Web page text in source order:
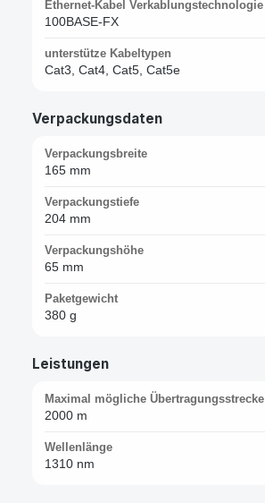
Ethernet-Kabel Verkablungstechnologie
100BASE-FX
unterstütze Kabeltypen
Cat3, Cat4, Cat5, Cat5e
Verpackungsdaten
Verpackungsbreite
165 mm
Verpackungstiefe
204 mm
Verpackungshöhe
65 mm
Paketgewicht
380 g
Leistungen
Maximal mögliche Übertragungsstrecke
2000 m
Wellenlänge
1310 nm